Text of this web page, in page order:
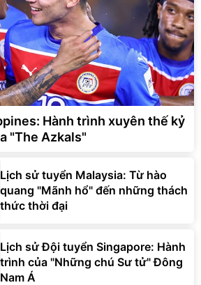
Hành trình xuyên thế kỷ
"The Azkals"
Lịch sử tuyển Malaysia: Từ hào
quang "Mãnh hổ" đến những thách
thức thời đại
Lịch sử Đội tuyển Singapore: Hành
trình của "Những chú Sư tử" Đông
Nam Á